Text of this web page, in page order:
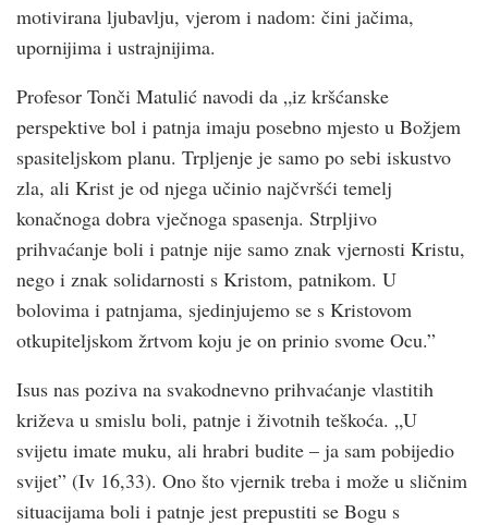
motivirana ljubavlju, vjerom i nadom: čini jačima,
upornijima i ustrajnijima.
Profesor Tonči Matulić navodi da „iz kršćanske
perspektive bol i patnja imaju posebno mjesto u Božjem
spasiteljskom planu. Trpljenje je samo po sebi iskustvo
zla, ali Krist je od njega učinio najčvršći temelj
konačnoga dobra vječnoga spasenja. Strpljivo
prihvaćanje boli i patnje nije samo znak vjernosti Kristu,
nego i znak solidarnosti s Kristom, patnikom. U
bolovima i patnjama, sjedinjujemo se s Kristovom
otkupiteljskom žrtvom koju je on prinio svome Ocu.”
Isus nas poziva na svakodnevno prihvaćanje vlastitih
križeva u smislu boli, patnje i životnih teškoća. „U
svijetu imate muku, ali hrabri budite – ja sam pobijedio
svijet” (Iv 16,33). Ono što vjernik treba i može u sličnim
situacijama boli i patnje jest prepustiti se Bogu s